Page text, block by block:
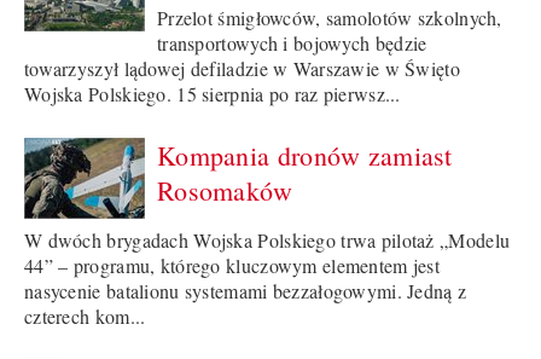
Przelot śmigłowców, samolotów szkolnych,
transportowych i bojowych będzie
towarzyszył lądowej defiladzie w Warszawie w Święto
Wojska Polskiego. 15 sierpnia po raz pierwsz...
Kompania dronów zamiast
Rosomaków
W dwóch brygadach Wojska Polskiego trwa pilotaż „Modelu
44” – programu, którego kluczowym elementem jest
nasycenie batalionu systemami bezzałogowymi. Jedną z
czterech kom...